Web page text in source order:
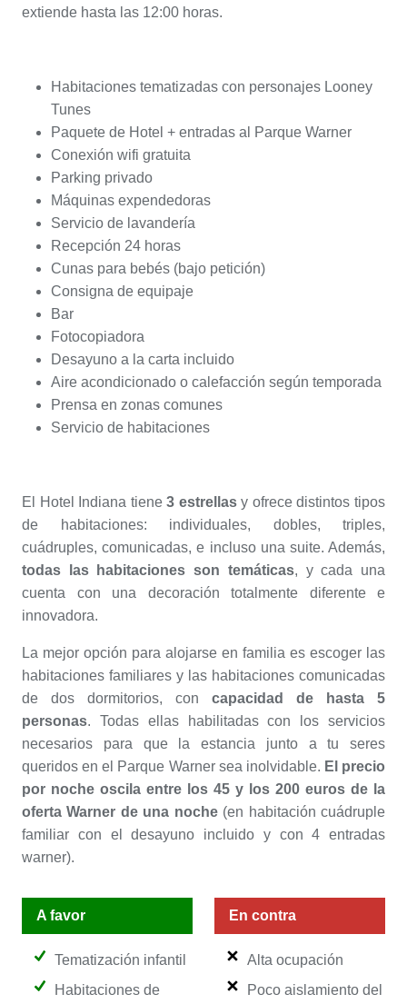
extiende hasta las 12:00 horas.
Habitaciones tematizadas con personajes Looney
Tunes
Paquete de Hotel + entradas al Parque Warner
Conexión wifi gratuita
Parking privado
Máquinas expendedoras
Servicio de lavandería
Recepción 24 horas
Cunas para bebés (bajo petición)
Consigna de equipaje
Bar
Fotocopiadora
Desayuno a la carta incluido
Aire acondicionado o calefacción según temporada
Prensa en zonas comunes
Servicio de habitaciones
El Hotel Indiana tiene3 estrellasy ofrece distintos tipos
de habitaciones: individuales, dobles, triples,
cuádruples, comunicadas, e incluso una suite. Además,
todas las habitaciones son temáticas, y cada una
cuenta con una decoración totalmente diferente e
innovadora.
La mejor opción para alojarse en familia es escoger las
habitaciones familiares y las habitaciones comunicadas
de dos dormitorios, con capacidad de hasta 5
personas. Todas ellas habilitadas con los servicios
necesarios para que la estancia junto a tu seres
queridos en el Parque Warner sea inolvidable. El precio
por noche oscila entre los 45 y los 200 euros de la
oferta Warner de una noche(en habitación cuádruple
familiar con el desayuno incluido y con 4 entradas
warner).
A favor
Tematización infantil
Habitaciones de
En contra
Alta ocupación
Poco aislamiento del